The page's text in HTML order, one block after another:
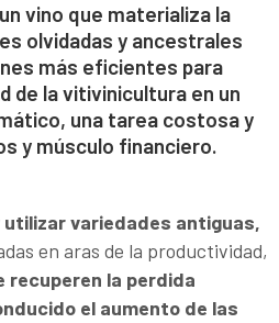
vino que materializa la
olvidadas y ancestrales
más eficientes para
de la vitivinicultura en un
una tarea costosa y
y músculo financiero.
utilizar variedades antiguas,
en aras de la productividad,
recuperen la perdida
el aumento de las